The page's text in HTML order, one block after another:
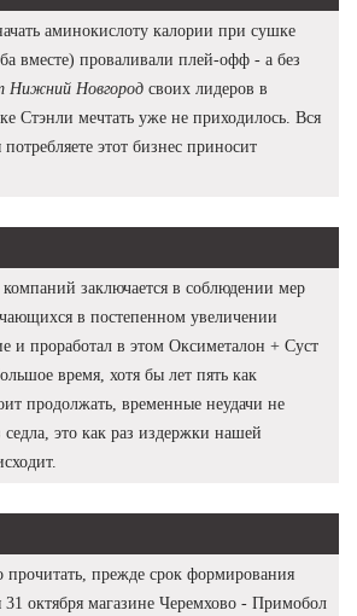
аминокислоту калории при сушке
вместе) проваливали плей-офф - а без
Нижний Новгород своих лидеров в
Стэнли мечтать уже не приходилось. Вся
этот бизнес приносит
заключается в соблюдении мер
в постепенном увеличении
и проработал в этом Оксиметалон + Суст
время, хотя бы лет пять как
продолжать, временные неудачи не
это как раз издержки нашей
прежде срок формирования
31 октября магазине Черемхово - Примобол